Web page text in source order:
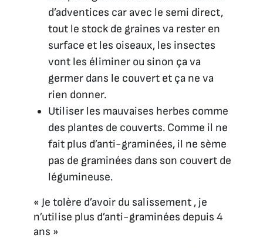
d’adventices car avec le semi direct,
tout le stock de graines va rester en
surface et les oiseaux, les insectes
vont les éliminer ou sinon ça va
germer dans le couvert et ça ne va
rien donner.
Utiliser les mauvaises herbes comme
des plantes de couverts. Comme il ne
fait plus d’anti-graminées, il ne sème
pas de graminées dans son couvert de
légumineuse.
« Je tolère d’avoir du salissement , je
n’utilise plus d’anti-graminées depuis 4
ans »